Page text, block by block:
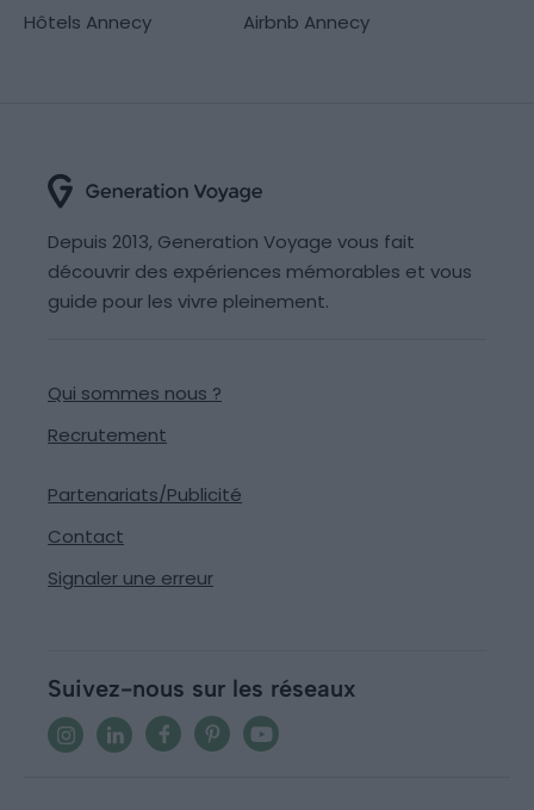
Hôtels Annecy
Airbnb Annecy
Depuis 2013, Generation Voyage vous fait
découvrir des expériences mémorables et vous
guide pour les vivre pleinement.
Qui sommes nous ?
Recrutement
Partenariats/Publicité
Contact
Signaler une erreur
Suivez-nous sur les réseaux